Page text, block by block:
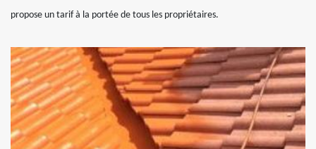
propose un tarif à la portée de tous les propriétaires.